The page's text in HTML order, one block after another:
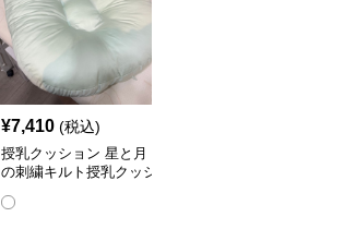
¥7,410 (税込)
授乳クッション 星と月
の刺繍キルト授乳クッシ